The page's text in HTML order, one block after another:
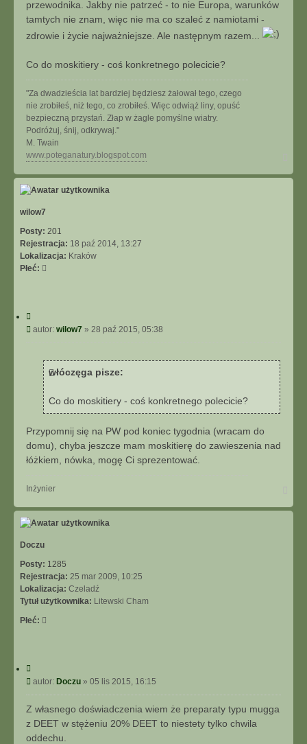
c
z
g
przewodnika. Jakby nie patrzeć - to nie Europa, warunków
tamtych nie znam, więc nie ma co szaleć z namiotami -
zdrowie i życie najważniejsze. Ale następnym razem...
Co do moskitiery - coś konkretnego polecicie?
"Za dwadzieścia lat bardziej będziesz żałował tego, czego
nie zrobiłeś, niż tego, co zrobiłeś. Więc odwiąż liny, opuść
bezpieczną przystań. Złap w żagle pomyślne wiatry.
Podróżuj, śnij, odkrywaj."
M. Twain
www.poteganatury.blogspot.com
g
wilow7
Posty: 201
Rejestracja: 18 paź 2014, 13:27
Lokalizacja: Kraków
Płeć:
yPautor: wilow7 » 28 paź 2015, 05:38
włóczęga pisze:
Co do moskitiery - coś konkretnego polecicie?
Przypomnij się na PW pod koniec tygodnia (wracam do
domu), chyba jeszcze mam moskitierę do zawieszenia nad
łóżkiem, nówka, mogę Ci sprezentować.
Inżynier
g
Doczu
Posty: 1285
Rejestracja: 25 mar 2009, 10:25
Lokalizacja: Czeladź
Tytuł użytkownika: Litewski Cham
Płeć:
y
j
P
o
s
autor: Doczu » 05 lis 2015, 16:15
Z własnego doświadczenia wiem że preparaty typu mugga
z DEET w stężeniu 20% DEET to niestety tylko chwila
oddechu.